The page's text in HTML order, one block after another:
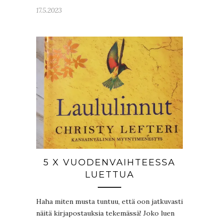
17.5.2023
5 X VUODENVAIHTEESSA
LUETTUA
Haha miten musta tuntuu, että oon jatkuvasti
näitä kirjapostauksia tekemässä! Joko luen